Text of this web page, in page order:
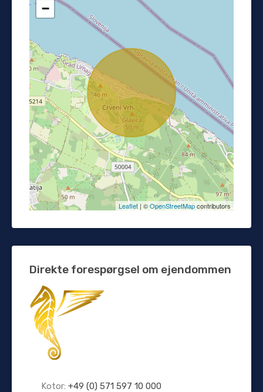
−
Leaflet | ©OpenStreetMapcontributors
Direkte forespørgsel om ejendommen
Kotor: +49 (0) 571 597 10 000